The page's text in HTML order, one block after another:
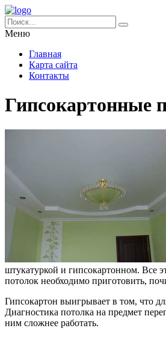
Меню
Главная
Карта сайта
Контакты
Гипсокартонные
штукатуркой и гипсокартонном. Все
потолок необходимо приготовить,
Гипсокартон выигрывает в том, что
Диагностика потолка на предмет
ним сложнее работать.